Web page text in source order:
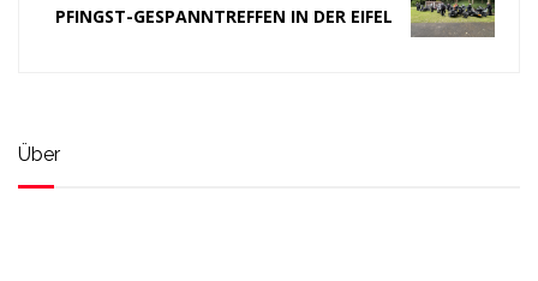
PFINGST-GESPANNTREFFEN IN DER EIFEL
Über